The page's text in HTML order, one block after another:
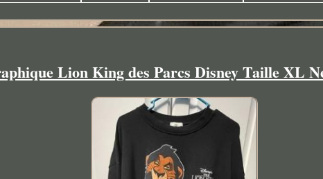
Lion King des Parcs Disney Taille XL